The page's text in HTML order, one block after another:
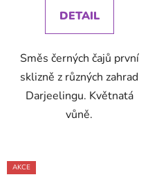
DETAIL
Směs černých čajů první
sklizně z různých zahrad
Darjeelingu. Květnatá
vůně.
AKCE